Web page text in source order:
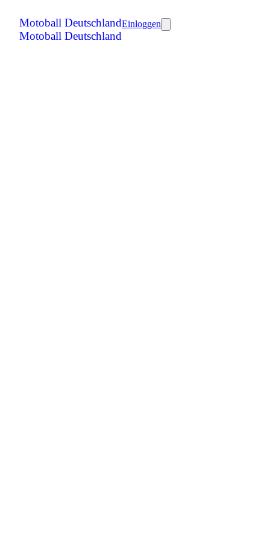
Motoball Deutschland
Motoball Deutschland
Einloggen